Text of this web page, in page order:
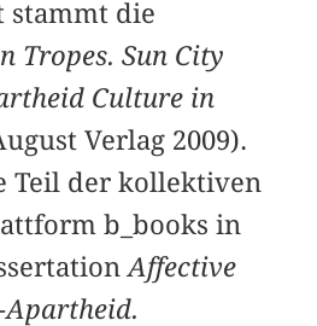
stammt die
Tropes. Sun City
Culture in
Verlag 2009).
Teil der kollektiven
b_books in
Affective
Apartheid.